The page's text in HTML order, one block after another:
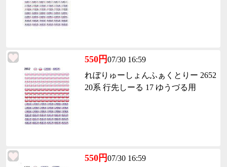
550円07/30 16:59
れぼりゅーしょんふぁくとりー 2652
20系 行先しーる 17 ゆうづる用
550円07/30 16:59